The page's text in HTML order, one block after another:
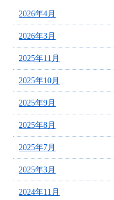
2026年4月
2026年3月
2025年11月
2025年10月
2025年9月
2025年8月
2025年7月
2025年3月
2024年11月